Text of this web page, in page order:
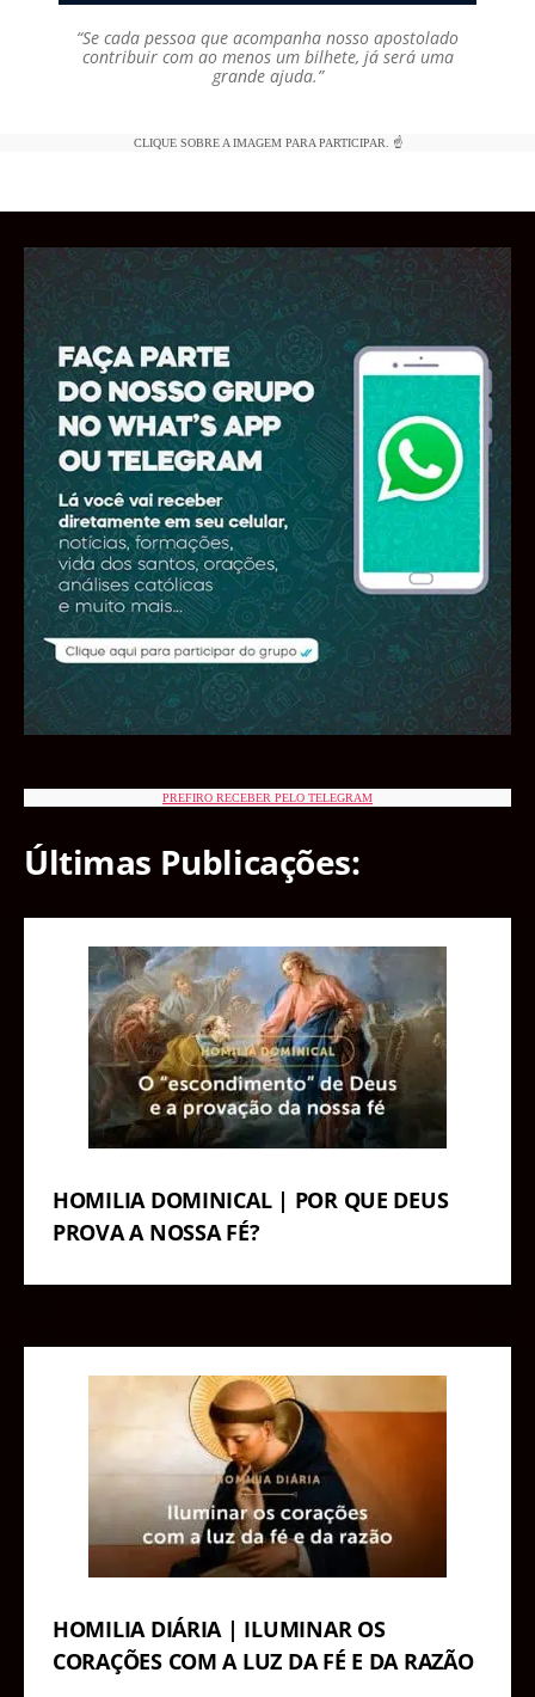
“Se cada pessoa que acompanha nosso apostolado
contribuir com ao menos um bilhete, já será uma
grande ajuda.”
CLIQUE SOBRE A IMAGEM PARA PARTICIPAR. ☝️
PREFIRO RECEBER PELO TELEGRAM
Últimas Publicações:
HOMILIA DOMINICAL | POR QUE DEUS
PROVA A NOSSA FÉ?
HOMILIA DIÁRIA | ILUMINAR OS
CORAÇÕES COM A LUZ DA FÉ E DA RAZÃO